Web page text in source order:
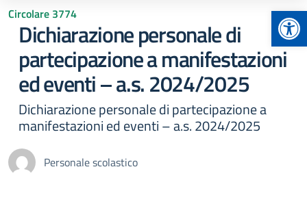
Circolare 3774
Dichiarazione personale di
partecipazione a manifestazioni
ed eventi – a.s. 2024/2025
Dichiarazione personale di partecipazione a
manifestazioni ed eventi – a.s. 2024/2025
Personale scolastico